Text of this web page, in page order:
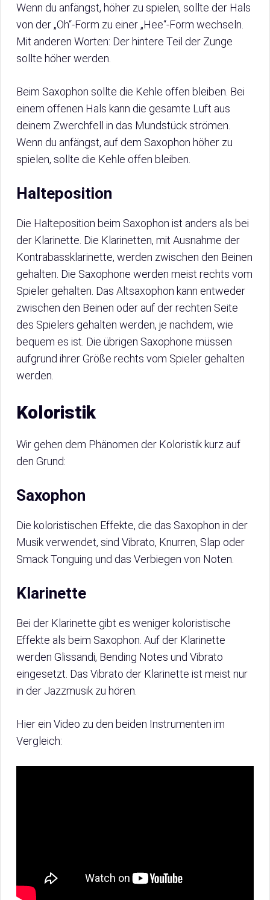
Wenn du anfängst, höher zu spielen, sollte der Hals
von der „Oh“-Form zu einer „Hee“-Form wechseln.
Mit anderen Worten: Der hintere Teil der Zunge
sollte höher werden.
Beim Saxophon sollte die Kehle offen bleiben. Bei
einem offenen Hals kann die gesamte Luft aus
deinem Zwerchfell in das Mundstück strömen.
Wenn du anfängst, auf dem Saxophon höher zu
spielen, sollte die Kehle offen bleiben.
Halteposition
Die Halteposition beim Saxophon ist anders als bei
der Klarinette. Die Klarinetten, mit Ausnahme der
Kontrabassklarinette, werden zwischen den Beinen
gehalten. Die Saxophone werden meist rechts vom
Spieler gehalten. Das Altsaxophon kann entweder
zwischen den Beinen oder auf der rechten Seite
des Spielers gehalten werden, je nachdem, wie
bequem es ist. Die übrigen Saxophone müssen
aufgrund ihrer Größe rechts vom Spieler gehalten
werden.
Koloristik
Wir gehen dem Phänomen der Koloristik kurz auf
den Grund:
Saxophon
Die koloristischen Effekte, die das Saxophon in der
Musik verwendet, sind Vibrato, Knurren, Slap oder
Smack Tonguing und das Verbiegen von Noten.
Klarinette
Bei der Klarinette gibt es weniger koloristische
Effekte als beim Saxophon. Auf der Klarinette
werden Glissandi, Bending Notes und Vibrato
eingesetzt. Das Vibrato der Klarinette ist meist nur
in der Jazzmusik zu hören.
Hier ein Video zu den beiden Instrumenten im
Vergleich: